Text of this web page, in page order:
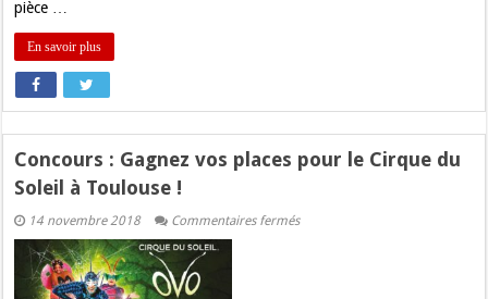
pièce …
En savoir plus
Concours : Gagnez vos places pour le Cirque du
Soleil à Toulouse !
14 novembre 2018 Commentaires ferméssur